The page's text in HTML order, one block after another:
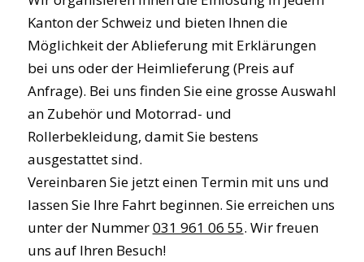
Kanton der Schweiz und bieten Ihnen die
Möglichkeit der Ablieferung mit Erklärungen
bei uns oder der Heimlieferung (Preis auf
Anfrage). Bei uns finden Sie eine grosse Auswahl
an Zubehör und Motorrad- und
Rollerbekleidung, damit Sie bestens
ausgestattet sind.
Vereinbaren Sie jetzt einen Termin mit uns und
lassen Sie Ihre Fahrt beginnen. Sie erreichen uns
unter der Nummer031 961 06 55. Wir freuen
uns auf Ihren Besuch!